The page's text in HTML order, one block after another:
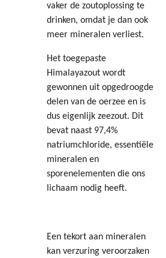
vaker de zoutoplossing te
drinken, omdat je dan ook
meer mineralen verliest.
Het toegepaste
Himalayazout wordt
gewonnen uit opgedroogde
delen van de oerzee en is
dus eigenlijk zeezout. Dit
bevat naast 97,4%
natriumchloride, essentiële
mineralen en
sporenelementen die ons
lichaam nodig heeft.
Een tekort aan mineralen
kan verzuring veroorzaken